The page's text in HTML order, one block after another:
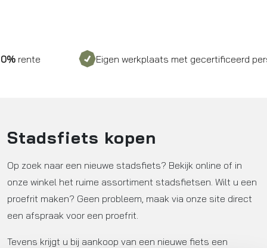
rente Eigen werkplaats met gecertificeerd
Stadsfiets kopen
Op zoek naar een nieuwe stadsfiets? Bekijk online of in
onze winkel het ruime assortiment stadsfietsen. Wilt u een
proefrit maken? Geen probleem, maak via onze site direct
een afspraak voor een proefrit.
Tevens krijgt u bij aankoop van een nieuwe fiets een